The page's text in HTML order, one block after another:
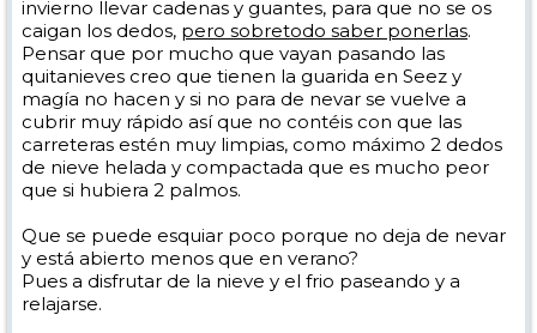
invierno llevar cadenas y guantes, para que no se os
caigan los dedos, pero sobretodo saber ponerlas.
Pensar que por mucho que vayan pasando las
quitanieves creo que tienen la guarida en Seez y
magía no hacen y si no para de nevar se vuelve a
cubrir muy rápido así que no contéis con que las
carreteras estén muy limpias, como máximo 2 dedos
de nieve helada y compactada que es mucho peor
que si hubiera 2 palmos.
Que se puede esquiar poco porque no deja de nevar
y está abierto menos que en verano?
Pues a disfrutar de la nieve y el frio paseando y a
relajarse.